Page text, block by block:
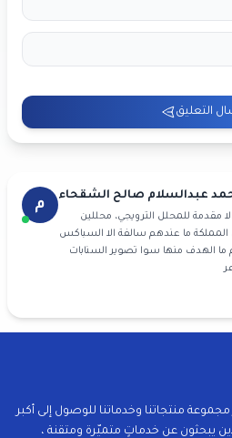
التعليق
م
عبدالسلام صالح الشقحاء
مقدمة للمحلل الترويجي، محللين
ما عندهم سالفة الا السباكس
الهدف منها سوا تصوير السنابات
منتجاتنا وخدماتنا للوصول إلى أكبر
يبحثون عن خدماتٍ متميّرة ومتقنة ،